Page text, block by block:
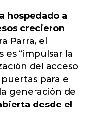
hospedado a
crecieron
Parra, el
es “impulsar la
del acceso
para el
generación de
desde el